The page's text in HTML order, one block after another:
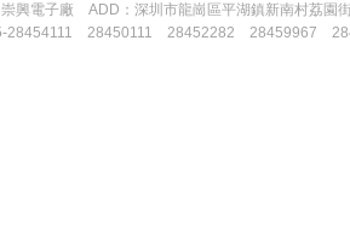
崇興電子廠 ADD：深圳市龍崗區平湖鎮新南村荔
28454111 28450111 28452282 28459967